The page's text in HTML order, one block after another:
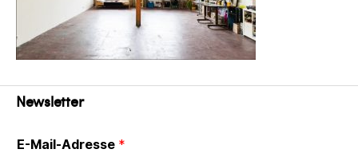
Newsletter
E-Mail-Adresse *